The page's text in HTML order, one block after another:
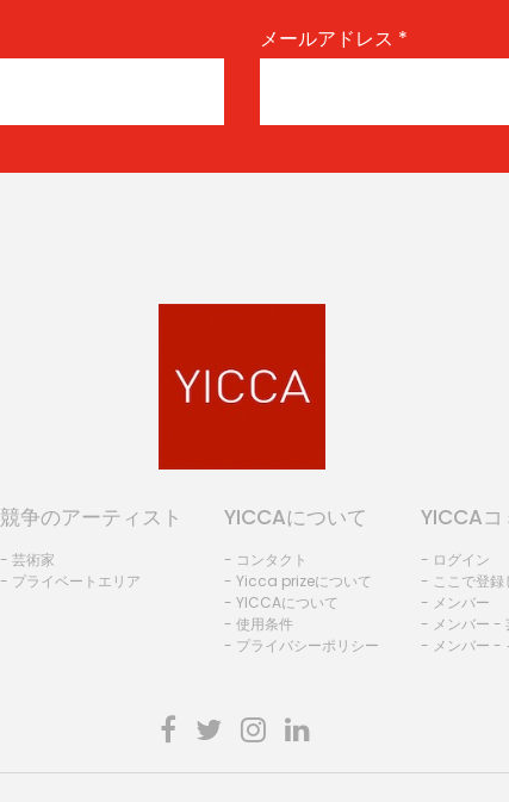
メールアドレス *
競争のアーティスト
- 芸術家
- プライベートエリア
YICCAについて
- コンタクト
- Yicca prizeについて
- YICCAについて
- 使用条件
- プライバシーポリシー
YICCA
- ログイン
- ここで登録
- メンバー
- メンバー -
- メンバー -